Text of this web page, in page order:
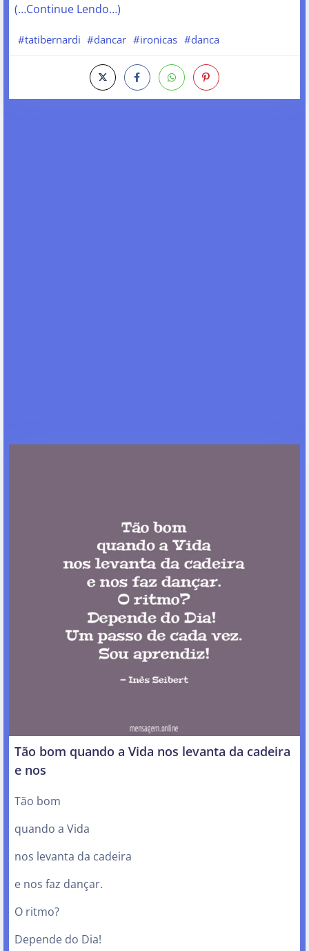
(…Continue Lendo…)
#tatibernardi #dancar #ironicas #danca
Tão bom quando a Vida nos levanta da cadeira
e nos
Tão bom
quando a Vida
nos levanta da cadeira
e nos faz dançar.
O ritmo?
Depende do Dia!